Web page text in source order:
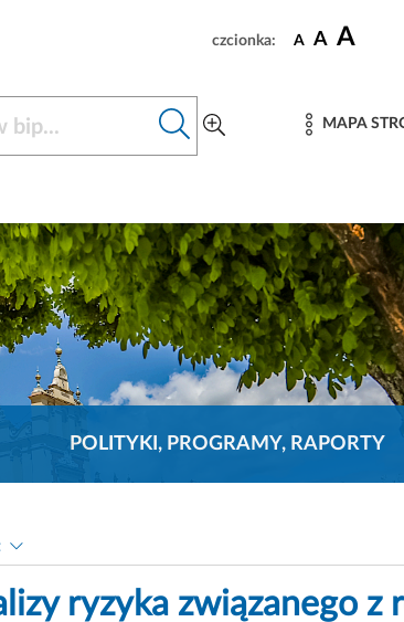
czcionka: A A A
MAPA
POLITYKI, PROGRAMY, RAPORTY
ryzyka związanego z